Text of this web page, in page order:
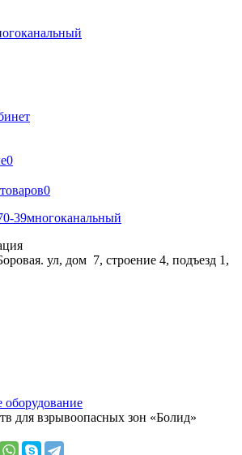
0
0
39многоканальный
ул, дом 7, строение 4, подъезд 1,
для взрывоопасных зон «Болид»